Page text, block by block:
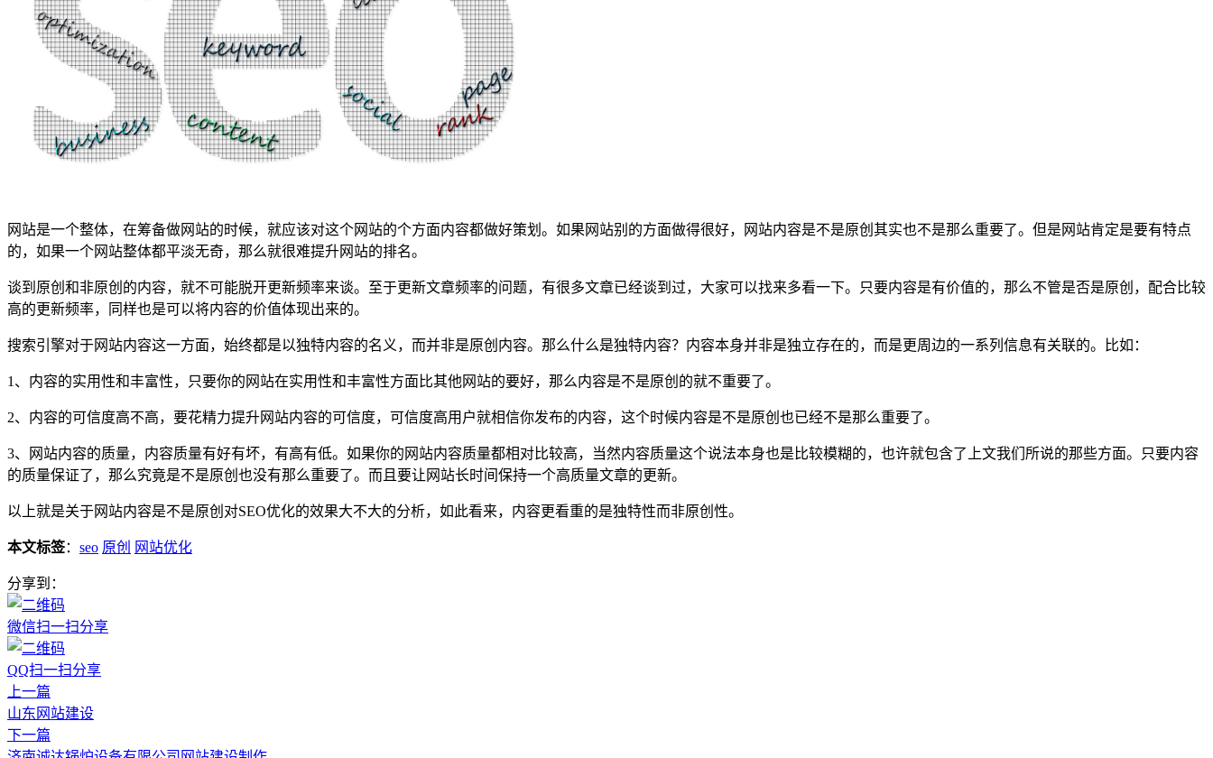
网站是一个整体，在筹备做网站的时候，就应该对这个网站的个方面内容都做好策划。如果网站别的方面做得很好，网站内容是不是原创其实也不是那么重要了。但是网站肯定是要有特点
的，如果一个网站整体都平淡无奇，那么就很难提升网站的排名。
谈到原创和非原创的内容，就不可能脱开更新频率来谈。至于更新文章频率的问题，有很多文章已经谈到过，大家可以找来多看一下。只要内容是有价值的，那么不管是否是原创，配合比较
高的更新频率，同样也是可以将内容的价值体现出来的。
搜索引擎对于网站内容这一方面，始终都是以独特内容的名义，而并非是原创内容。那么什么是独特内容？内容本身并非是独立存在的，而是更周边的一系列信息有关联的。比如：
1、内容的实用性和丰富性，只要你的网站在实用性和丰富性方面比其他网站的要好，那么内容是不是原创的就不重要了。
2、内容的可信度高不高，要花精力提升网站内容的可信度，可信度高用户就相信你发布的内容，这个时候内容是不是原创也已经不是那么重要了。
3、网站内容的质量，内容质量有好有坏，有高有低。如果你的网站内容质量都相对比较高，当然内容质量这个说法本身也是比较模糊的，也许就包含了上文我们所说的那些方面。只要内容
的质量保证了，那么究竟是不是原创也没有那么重要了。而且要让网站长时间保持一个高质量文章的更新。
以上就是关于网站内容是不是原创对SEO优化的效果大不大的分析，如此看来，内容更看重的是独特性而非原创性。
本文标签： seo 原创 网站优化
分享到：
微信扫一扫分享
QQ扫一扫分享
上一篇
山东网站建设
下一篇